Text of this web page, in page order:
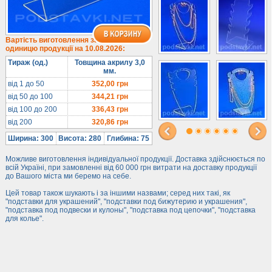
Під браслети
Під кільця
Прозорі
Матові
Гірки та подіуми
Під косметику
Під солодке
Для хот-догів
Лототрони
Ящики з акрилу
Цінники
Засоби захисту
Інформ. стенди
Підлогові стійки
Вартість виготовлення за
одиницю продукції на 10.08.2026:
Тираж (од.)
Товщина акрилу 3,0
мм.
від 1 до 50
352,00грн
від 50 до 100
344,21грн
від 100 до 200
336,43грн
від 200
320,86грн
Ширина: 300
Висота: 280 Глибина: 75
Можливе виготовлення індивідуальної продукції. Доставка здійснюється по
всій Україні, при замовленні від 60 000 грн витрати на доставку продукції
до Вашого міста ми беремо на себе.
Цей товар також шукають і за іншими назвами; серед них такі, як
"подставки для украшений", "подставки под бижутерию и украшения",
"подставка под подвески и кулоны", "подставка под цепочки", "подставка
для колье".